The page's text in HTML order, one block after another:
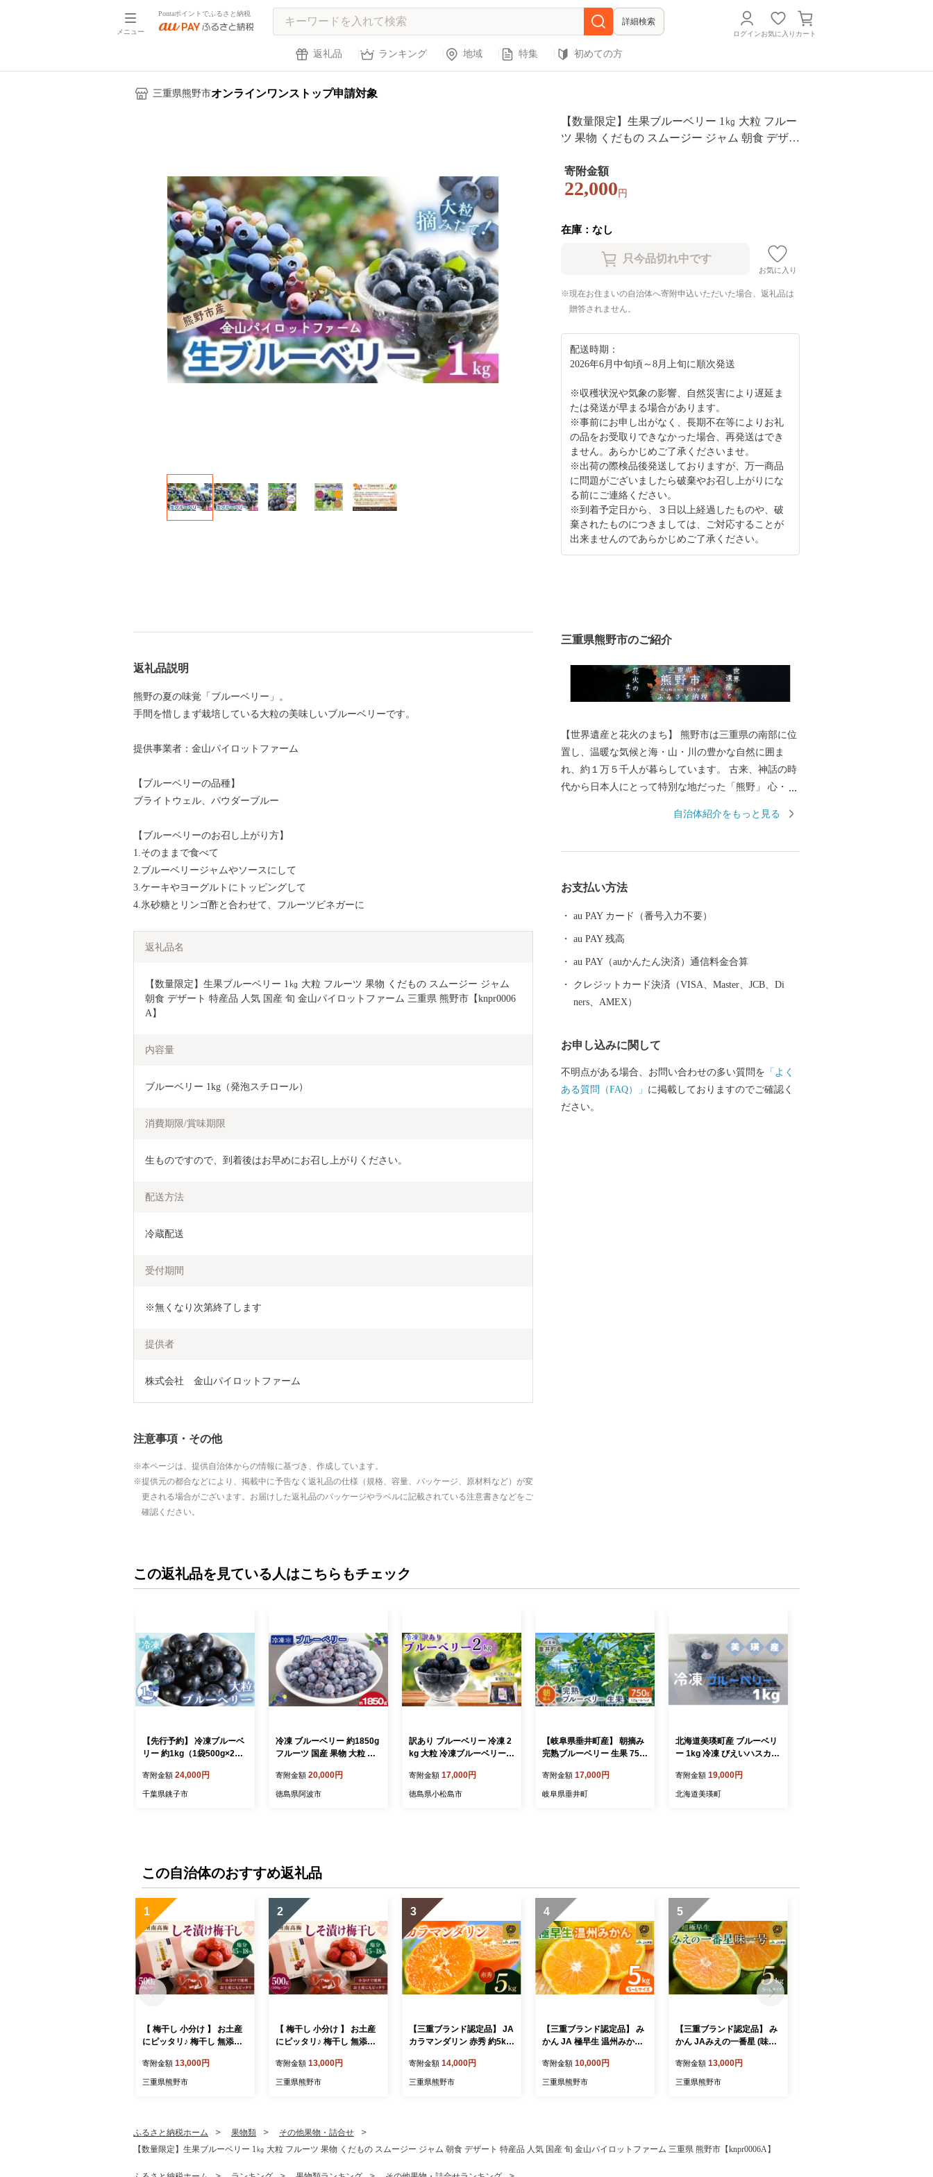
メニュー
Pontaポイントでふるさと納税
詳細検索
ログインお気に入り カート
返礼品 ランキング 地域 特集 初めての方
三重県熊野市オンラインワンストップ申請対象
【数量限定】生果ブルーベリー 1㎏ 大粒 フルー
ツ 果物 くだもの スムージー ジャム 朝食 デザー
三重県 熊野市【knpr0006A】
寄附金額
22,000 円
在庫：なし
お気に入り
現在お住まいの自治体へ寄附申込いただいた場合、返礼品は
贈答されません。
配送時期：
2026年6月中旬頃～8月上旬に順次発送
※収穫状況や気象の影響、自然災害により遅延ま
たは発送が早まる場合があります。
※事前にお申し出がなく、長期不在等によりお礼
の品をお受取りできなかった場合、再発送はでき
ません。あらかじめご了承くださいませ。
※出荷の際検品後発送しておりますが、万一商品
に問題がございましたら破棄やお召し上がりにな
る前にご連絡ください。
※到着予定日から、３日以上経過したものや、破
棄されたものにつきましては、ご対応することが
出来ませんのであらかじめご了承ください。
返礼品説明
熊野の夏の味覚「ブルーベリー」。
手間を惜しまず栽培している大粒の美味しいブルーベリーです。
提供事業者：金山パイロットファーム
【ブルーベリーの品種】
ブライトウェル、パウダーブルー
【ブルーベリーのお召し上がり方】
1.そのままで食べて
2.ブルーベリージャムやソースにして
3.ケーキやヨーグルトにトッピングして
4.氷砂糖とリンゴ酢と合わせて、フルーツビネガーに
返礼品名
【数量限定】生果ブルーベリー 1㎏ 大粒 フルーツ 果物 くだもの スムージー ジャム
朝食 デザート 特産品 人気 国産 旬 金山パイロットファーム 三重県 熊野市【knpr0006
A】
内容量
ブルーベリー 1kg（発泡スチロール）
消費期限/賞味期限
生ものですので、到着後はお早めにお召し上がりください。
配送方法
冷蔵配送
受付期間
※無くなり次第終了します
提供者
株式会社　金山パイロットファーム
注意事項・その他
本ページは、提供自治体からの情報に基づき、作成しています。
提供元の都合などにより、掲載中に予告なく返礼品の仕様（規格、容量、パッケージ、原材料など）が変
更される場合がございます。お届けした返礼品のパッケージやラベルに記載されている注意書きなどをご
確認ください。
三重県熊野市のご紹介
【世界遺産と花火のまち】 熊野市は三重県の南部に位
置し、温暖な気候と海・山・川の豊かな自然に囲ま
れ、約１万５千人が暮らしています。 古来、神話の時
代から日本人にとって特別な地だった「熊野」 心・
熊野を目指し訪れていました。 苔むした風情のある石
育まれてきた独自の文化が今も息づいています。 毎年
８月１７日に開催される熊野大花火大会は ３００余年
に轟く音と光を楽しもうと 全国から多くの人が訪れま
す。
自治体紹介をもっと見る
お支払い方法
au PAY カード（番号入力不要）
au PAY 残高
au PAY（auかんたん決済）通信料金合算
クレジットカード決済（VISA、Master、JCB、Di
ners、AMEX）
お申し込みに関して
不明点がある場合、お問い合わせの多い質問を 「よく
ある質問（FAQ）」 に掲載しておりますのでご確認く
ださい。
この返礼品を見ている人はこちらもチェック
【先行予約】 冷凍ブルーベ
リー 約1kg（1袋500g×2）
大粒 特大 美容 健康 ダイエ
ット 冷凍食品 デザート 果
お取り寄せ グルメ ふるさと
納税 送料無料 （5月中旬～
発送） 銚子産 千葉県 銚子
市 アグリモバード
寄附金額 24,000円
千葉県銚子市
冷凍 ブルーベリー 約1850g
フルーツ 国産 果物 大粒 甘
ーキ ゼリー スムージー ヨ
ーグルト 洋菓子 お菓子 焼
波市 AWABlueberryファー
ム
寄附金額 20,000円
徳島県阿波市
訳あり ブルーベリー 冷凍 2
kg 大粒 冷凍ブルーベリー
め フルーツ 徳島 小松島 産
地直送 新鮮 夏 アイス シャ
寄附金額 17,000円
徳島県小松島市
【岐阜県垂井町産】 朝摘み
完熟ブルーベリー 生果 750
ベリー 生果 木の実 果実 朝
摘み 完熟 甘酸っぱい ジャ
寄附金額 17,000円
岐阜県垂井町
北海道美瑛町産 ブルーベリ
ー 1kg 冷凍 びえいハスカッ
ルーベリー 1キロ 1きろ フ
ルーツ くだもの 冷凍ブルー
寄附金額 19,000円
北海道美瑛町
この自治体のおすすめ返礼品
1
【 梅干し 小分け 】 お土産
にピッタリ♪ 梅干し 無添加
らのすっぱい しそ漬け梅干
し 500g (100g×5P) 梅干し
お弁当 梅干し 健康食品 南
sn0031A】
寄附金額 13,000円
三重県熊野市
2
【 梅干し 小分け 】 お土産
にピッタリ♪ 梅干し 無添加
らのすっぱい しそ漬け梅干
し 500g (100g×5P) 梅干し
お弁当 梅干し 健康食品 南
sn0031A】
寄附金額 13,000円
三重県熊野市
3
【三重ブランド認定品】 JA
カラマンダリン 赤秀 約5kg
ン オレンジ 柑橘 フルーツ
果物 くだもの 甘い 旬 人気
en0003】
寄附金額 14,000円
三重県熊野市
4
【三重ブランド認定品】 み
かん JA 極早生 温州みかん
ー選果 | みかん ミカン 蜜柑
温州みかん 温州ミカン 柑橘
みかん おすすめ 三重県 熊
寄附金額 10,000円
三重県熊野市
5
【三重ブランド認定品】 み
かん JAみえの一番星 (味一
イズ 光センサー選果 | みか
ん ミカン 蜜柑 温州みかん
季節限定 先行予約 みかん
寄附金額 13,000円
三重県熊野市
ふるさと納税ホーム 果物類
その他果物・詰合せ
【数量限定】生果ブルーベリー 1㎏ 大粒 フルーツ 果物 くだもの スムージー ジャム 朝食 デザート 特産品 人気 国産 旬 金山パイロットファーム 三重県 熊野市【knpr0006A】